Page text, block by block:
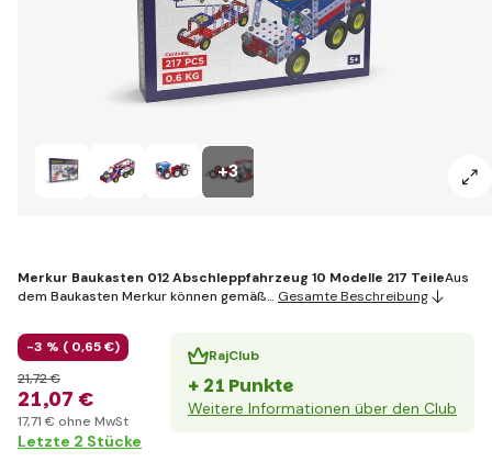
+3
Merkur Baukasten 012 Abschleppfahrzeug 10 Modelle 217 TeileAus
dem Baukasten Merkur können gemäß… Gesamte Beschreibung
-3 % ( 0,65 €)
21,07 €
21,72 €
17,71 € ohne MwSt
RajClub
+ 21 Punkte
Weitere Informationen über den Club
Letzte 2 Stücke